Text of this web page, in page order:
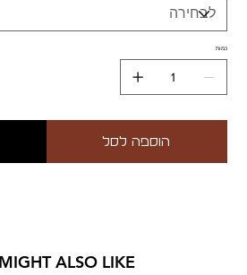
כמות
הוספה לסל
ALSO LIKE